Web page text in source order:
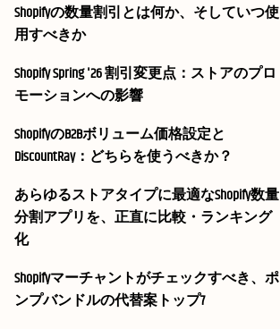
Shopifyの数量割引とは何か、そしていつ使
用すべきか
Shopify Spring '26 割引変更点：ストアのプロ
モーションへの影響
ShopifyのB2Bボリューム価格設定と
DiscountRay：どちらを使うべきか？
あらゆるストアタイプに最適なShopify数量
分割アプリを、正直に比較・ランキング
化
Shopifyマーチャントがチェックすべき、ポ
ンプバンドルの代替案トップ7